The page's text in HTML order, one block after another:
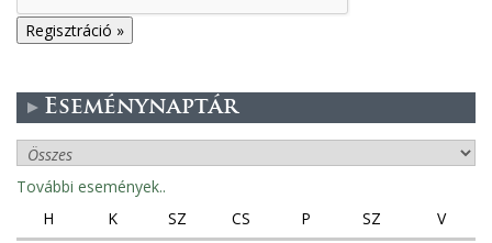
Eseménynaptár
További események..
H
K SZ CS P SZ
V